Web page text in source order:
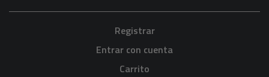
Registrar
Entrar con cuenta
Carrito